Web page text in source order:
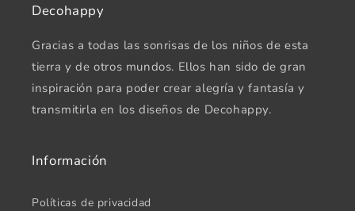
Decohappy
Gracias a todas las sonrisas de los niños de esta
tierra y de otros mundos. Ellos han sido de gran
inspiración para poder crear alegría y fantasía y
transmitirla en los diseños de Decohappy.
Información
Políticas de privacidad